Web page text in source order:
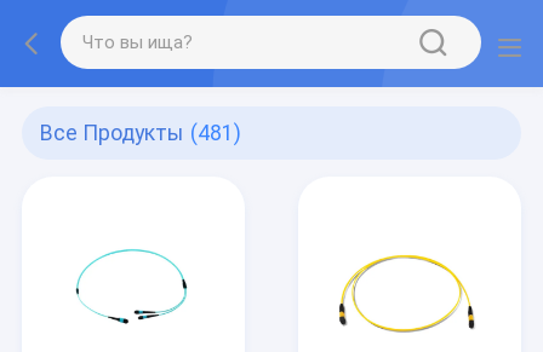
Все Продукты (481)